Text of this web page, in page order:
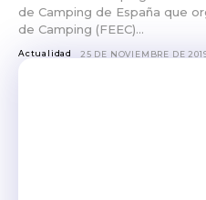
de Camping de España que
de Camping (FEEC)...
Actualidad 25 DE NOVIEMBRE DE